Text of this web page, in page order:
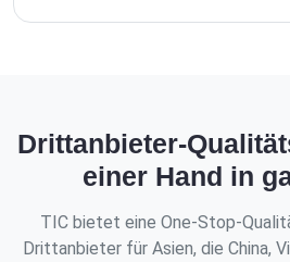
Drittanbieter-
einer Hand in
TIC bietet eine One-Stop-
Drittanbieter für Asien, die China,